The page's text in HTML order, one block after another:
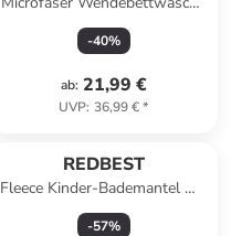
in blau
-40%
ab: 21,99 €
UVP: 36,99 €*
REDBEST
Fleece Kinder-Bademantel mit
Kapuze Perris in beere
-57%